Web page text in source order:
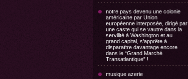
notre pays devenu une colonie
américaine par Union
européenne interposée, dirigé par
une caste qui se vautre dans la
servilité à Washington et au
grand capital, s’apprête à
disparaître davantage encore
dans le “Grand Marché
Transatlantique” !
musique azerie